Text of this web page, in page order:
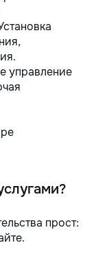
управление
прост: